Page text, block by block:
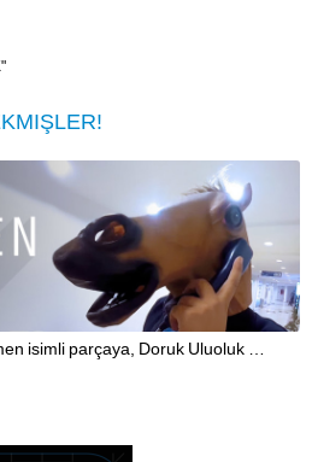
isimli parçaya, Doruk Uluoluk …